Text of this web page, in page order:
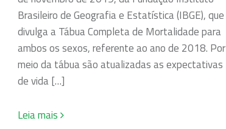
Brasileiro de Geografia e Estatística (IBGE), que
divulga a Tábua Completa de Mortalidade para
ambos os sexos, referente ao ano de 2018. Por
meio da tábua são atualizadas as expectativas
de vida […]
Leia mais